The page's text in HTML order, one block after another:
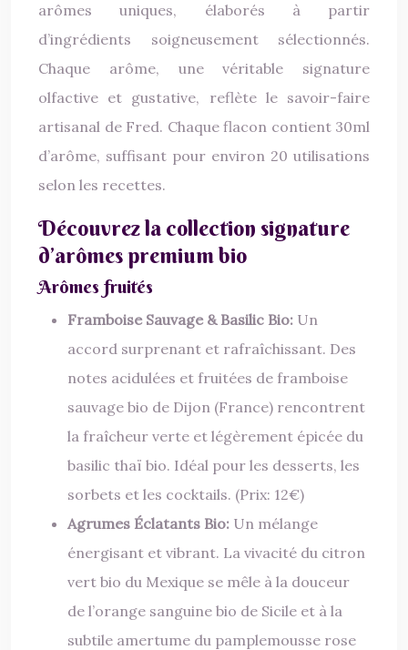
arômes uniques, élaborés à partir
d’ingrédients soigneusement sélectionnés.
Chaque arôme, une véritable signature
olfactive et gustative, reflète le savoir-faire
artisanal de Fred. Chaque flacon contient 30ml
d’arôme, suffisant pour environ 20 utilisations
selon les recettes.
Découvrez la collection signature
d’arômes premium bio
Arômes fruités
Framboise Sauvage & Basilic Bio: Un
accord surprenant et rafraîchissant. Des
notes acidulées et fruitées de framboise
sauvage bio de Dijon (France) rencontrent
la fraîcheur verte et légèrement épicée du
basilic thaï bio. Idéal pour les desserts, les
sorbets et les cocktails. (Prix: 12€)
Agrumes Éclatants Bio: Un mélange
énergisant et vibrant. La vivacité du citron
vert bio du Mexique se mêle à la douceur
de l’orange sanguine bio de Sicile et à la
subtile amertume du pamplemousse rose